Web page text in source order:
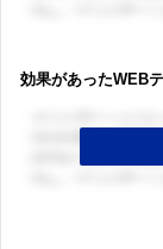
効果があったWEB